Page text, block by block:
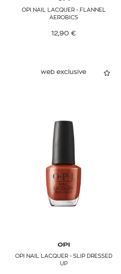
OPI NAIL LACQUER - FLANNEL
AEROBICS
12,90 €
web exclusive
OPI
OPI NAIL LACQUER - SLIP DRESSED
UP